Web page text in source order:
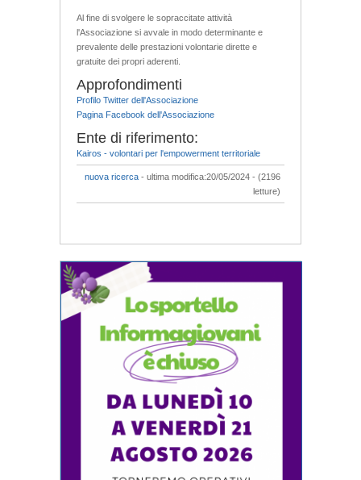
Al fine di svolgere le sopraccitate attività
l'Associazione si avvale in modo determinante e
prevalente delle prestazioni volontarie dirette e
gratuite dei propri aderenti.
Approfondimenti
Profilo Twitter dell'Associazione
Pagina Facebook dell'Associazione
Ente di riferimento:
Kairos - volontari per l'empowerment territoriale
nuova ricerca - ultima modifica:20/05/2024 - (2196
letture)